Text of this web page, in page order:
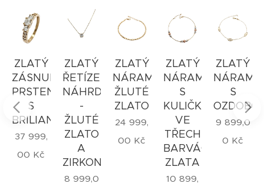
ZLATÝ
ZÁSNUBNÍ
PRSTEN
S
BRILIANTY
37 999,
00 Kč
ZLATÝ
ŘETÍZEK
NÁHRDELNÍK
-
ŽLUTÉ
ZLATO
A
ZIRKON
8 999,0
ZLATÝ
NÁRAMEK
ŽLUTÉ
ZLATO
24 999,
00 Kč
ZLATÝ
NÁRAMEK
S
KULIČKAMI
VE
TŘECH
BARVÁCH
ZLATA
10 899,
ZLATÝ
S
9 899,0
0 Kč